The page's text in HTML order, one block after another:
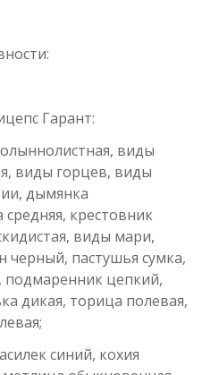
Гарант:
виды
виды горцев, виды
дымянка
средняя, крестовник
виды мари,
черный, пастушья сумка,
цепкий,
дикая, торица полевая,
синий, кохия